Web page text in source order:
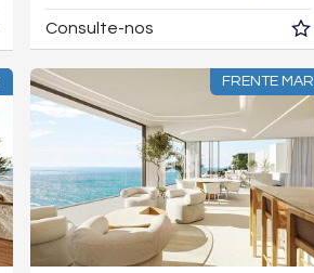
Consulte-nos
FRENTE MAR